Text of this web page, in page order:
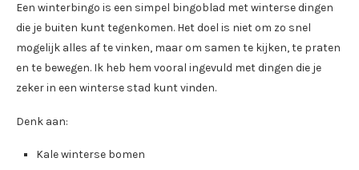
Een winterbingo is een simpel bingoblad met winterse dingen
die je buiten kunt tegenkomen. Het doel is niet om zo snel
mogelijk alles af te vinken, maar om samen te kijken, te praten
en te bewegen. Ik heb hem vooral ingevuld met dingen die je
zeker in een winterse stad kunt vinden.
Denk aan:
Kale winterse bomen